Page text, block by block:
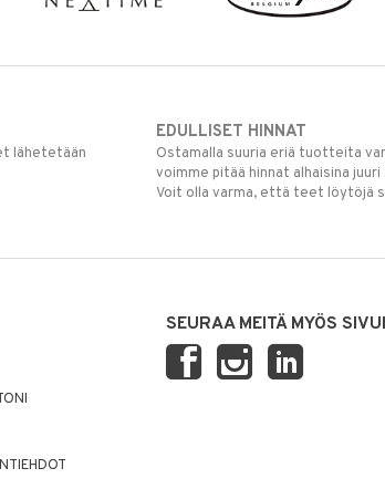
lähetetään
EDULLISET HINNAT
Ostamalla suuria eriä tuotteita
voimme pitää hinnat alhaisina
Voit olla varma, että teet löytöjä
SEURAA MEITÄ MYÖS